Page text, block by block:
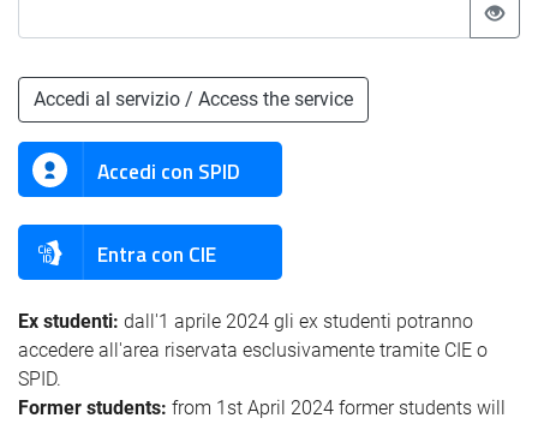
Accedi al servizio / Access the service
Accedi con SPID
Entra con CIE
Ex studenti: dall'1 aprile 2024 gli ex studenti potranno
accedere all'area riservata esclusivamente tramite CIE o
SPID.
Former students: from 1st April 2024 former students will